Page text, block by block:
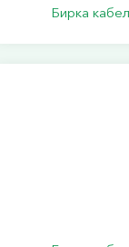
Бирка